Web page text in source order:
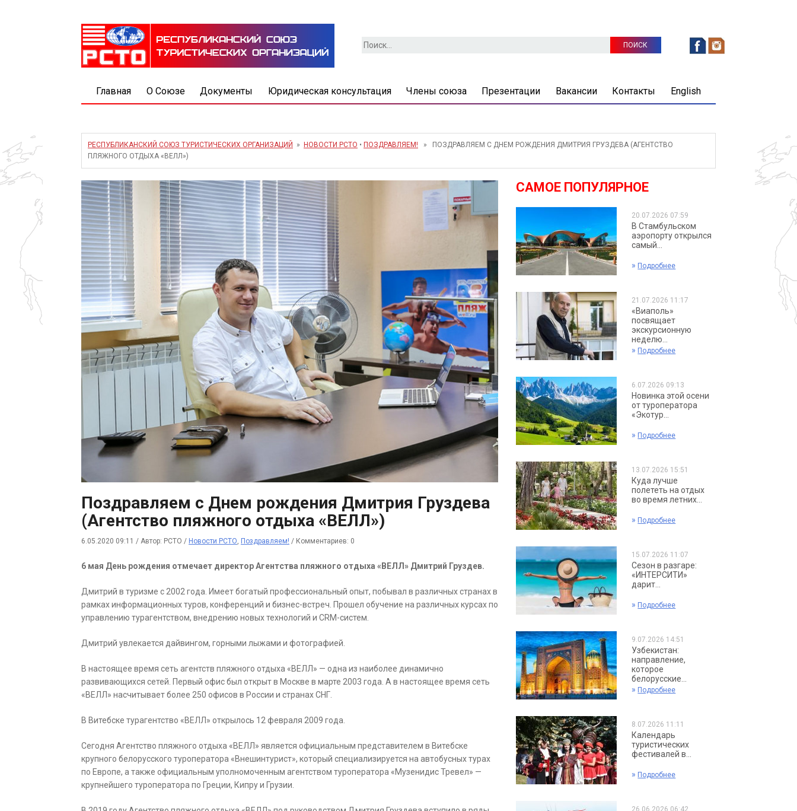
Найти:
Главная О Союзе Документы Юридическая консультация Члены союза Презентации Вакансии Контакты English
РЕСПУБЛИКАНСКИЙ СОЮЗ ТУРИСТИЧЕСКИХ ОРГАНИЗАЦИЙ » НОВОСТИ РСТО • ПОЗДРАВЛЯЕМ! » ПОЗДРАВЛЯЕМ С ДНЕМ РОЖДЕНИЯ ДМИТРИЯ ГРУЗДЕВА (АГЕНТСТВО
ПЛЯЖНОГО ОТДЫХА «ВЕЛЛ»)
Поздравляем с Днем рождения Дмитрия Груздева
(Агентство пляжного отдыха «ВЕЛЛ»)
6.05.2020 09:11 / Автор: РСТО / Новости РСТО, Поздравляем! / Комментариев: 0
6 мая День рождения отмечает директор Агентства пляжного отдыха «ВЕЛЛ» Дмитрий Груздев.
Дмитрий в туризме с 2002 года. Имеет богатый профессиональный опыт, побывал в различных странах в
рамках информационных туров, конференций и бизнес-встреч. Прошел обучение на различных курсах по
управлению турагентством, внедрению новых технологий и CRM-систем.
Дмитрий увлекается дайвингом, горными лыжами и фотографией.
В настоящее время сеть агентств пляжного отдыха «ВЕЛЛ» — одна из наиболее динамично
развивающихся сетей. Первый офис был открыт в Москве в марте 2003 года. А в настоящее время сеть
«ВЕЛЛ» насчитывает более 250 офисов в России и странах СНГ.
В Витебске турагентство «ВЕЛЛ» открылось 12 февраля 2009 года.
Сегодня Агентство пляжного отдыха «ВЕЛЛ» является официальным представителем в Витебске
крупного белорусского туроператора «Внешинтурист», который специализируется на автобусных турах
по Европе, а также официальным уполномоченным агентством туроператора «Музенидис Тревел» —
крупнейшего туроператора по Греции, Кипру и Грузии.
САМОЕ ПОПУЛЯРНОЕ
20.07.2026 07:59
В Стамбульском
аэропорту открылся
самый...
» Подробнее
21.07.2026 11:17
«Виаполь»
посвящает
экскурсионную
неделю...
» Подробнее
6.07.2026 09:13
Новинка этой осени
от туроператора
«Экотур...
» Подробнее
13.07.2026 15:51
Куда лучше
полететь на отдых
во время летних...
» Подробнее
15.07.2026 11:07
Сезон в разгаре:
«ИНТЕРСИТИ»
дарит...
» Подробнее
9.07.2026 14:51
Узбекистан:
направление,
которое
белорусские...
» Подробнее
8.07.2026 11:11
Календарь
туристических
фестивалей в...
» Подробнее
26.06.2026 06:42